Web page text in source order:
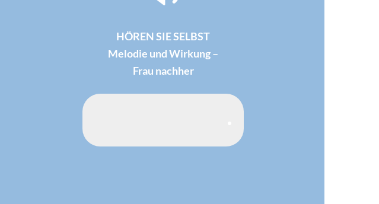
HÖREN SIE SELBST
Melodie und Wirkung –
Frau nachher